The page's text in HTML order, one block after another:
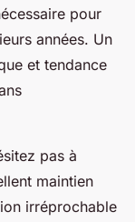
pour
années. Un
et tendance
pas à
maintien
irréprochable